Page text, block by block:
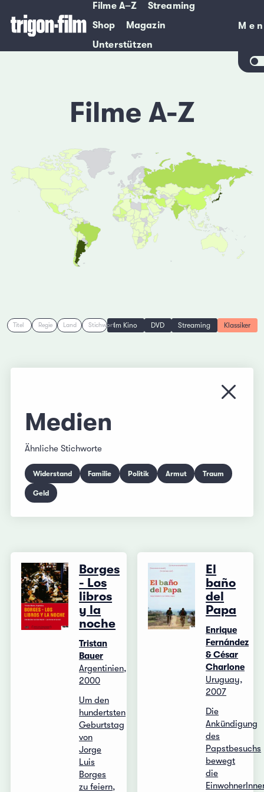
Filme A–Z
Streaming
Shop
Magazin
Unterstützen
Filme A-Z
Titel Regie Land StichwortIm Kino DVD Streaming Klassiker
Menü
Medien
Ähnliche Stichworte
Widerstand Familie Politik Armut Traum
Geld
Borges
- Los
libros
y la
noche
Tristan
Bauer
Argentinien,
2000
Um den
hundertsten
Geburtstag
von
Jorge
Luis
Borges
zu feiern,
El
baño
del
Papa
Enrique
Fernández
& César
Charlone
Uruguay,
2007
Die
Ankündigung
des
Papstbesuchs
bewegt
die